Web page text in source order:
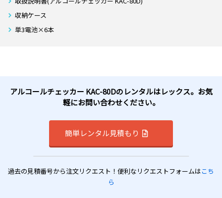
収納ケース
単3電池×6本
アルコールチェッカー KAC-80Dのレンタルはレックス。お気
軽にお問い合わせください。
簡単レンタル見積もり
過去の見積番号から注文リクエスト！便利なリクエストフォームはこち
ら